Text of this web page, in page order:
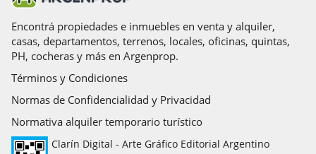
Encontrá propiedades e inmuebles en venta y alquiler,
casas, departamentos, terrenos, locales, oficinas, quintas,
PH, cocheras y más en Argenprop.
Términos y Condiciones
Normas de Confidencialidad y Privacidad
Normativa alquiler temporario turístico
Clarín Digital - Arte Gráfico Editorial Argentino